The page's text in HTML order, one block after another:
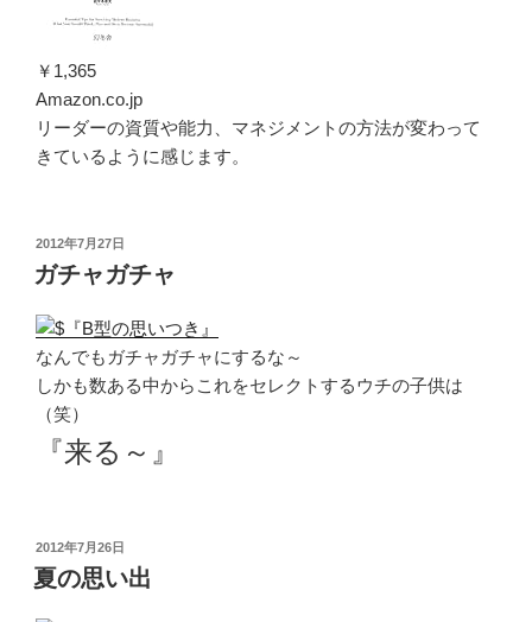
￥1,365
Amazon.co.jp
リーダーの資質や能力、マネジメントの方法が変わって
きているように感じます。
投
稿
日:
2012年7月27日
ガチャガチャ
なんでもガチャガチャにするな～
しかも数ある中からこれをセレクトするウチの子供は
（笑）
『来る～』
投
稿
日:
2012年7月26日
夏の思い出